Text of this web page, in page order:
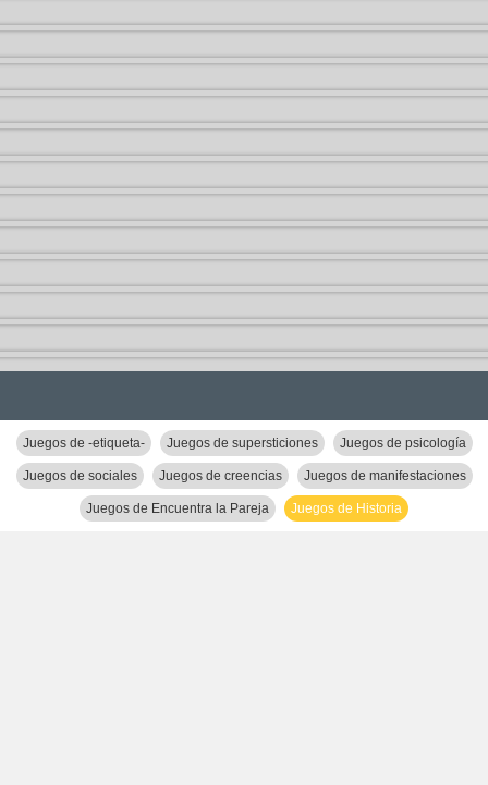
Juegos de -etiqueta- Juegos de supersticiones Juegos de psicología
Juegos de sociales Juegos de creencias Juegos de manifestaciones
Juegos de Encuentra la Pareja Juegos de Historia